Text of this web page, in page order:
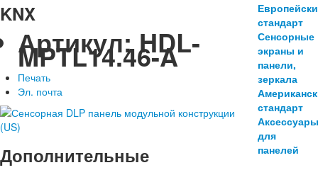
KNX
Артикул:HDL-
MPTL14.46-A
Печать
Эл. почта
Дополнительные
стандарт
Сенсорные
экраны и
панели,
зеркала
стандарт
для
панелей